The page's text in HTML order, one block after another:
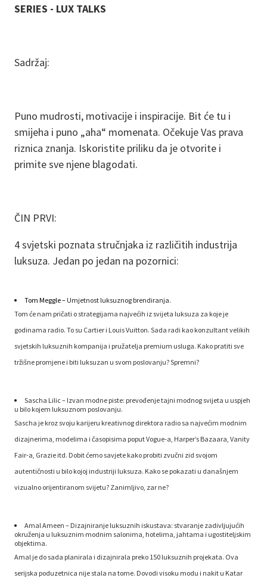
SERIES - LUX TALKS
Sadržaj:
Puno mudrosti, motivacije i inspiracije. Bit će tu i
smijeha i puno „aha“ momenata. Očekuje Vas prava
riznica znanja. Iskoristite priliku da je otvorite i
primite sve njene blagodati.
ČIN PRVI:
4 svjetski poznata stručnjaka iz različitih industrija
luksuza. Jedan po jedan na pozornici:
Tom Meggle – Umjetnost luksuznog brendiranja.
Tom će nam pričati o strategijama najvećih iz svijeta luksuza za koje je
godinama radio. To su Cartier i Louis Vuitton. Sada radi kao konzultant velikih
svjetskih luksuznih kompanija i pružatelja premium usluga. Kako pratiti sve
tržišne promjene i biti luksuzan u svom poslovanju? Spremni?
Sascha Lilic – Izvan modne piste: prevođenje tajni modnog svijeta u uspjeh
u bilo kojem luksuznom poslovanju.
Sascha je kroz svoju karijeru kreativnog direktora radio sa najvećim modnim
dizajnerima, modelima i časopisima poput Vogue-a, Harper’s Bazaara, Vanity
Fair-a, Grazie itd. Dobit ćemo savjete kako probiti zvučni zid svojom
autentičnosti u bilo kojoj industriji luksuza. Kako se pokazati u današnjem
vizualno orijentiranom svijetu? Zanimljivo, zar ne?
Amal Ameen – Dizajniranje luksuznih iskustava: stvaranje zadivljujućih
okruženja u luksuznim modnim salonima, hotelima, jahtama i ugostiteljskim
objektima.
Amal je do sada planirala i dizajnirala preko 150 luksuznih projekata. Ova
serijska poduzetnica nije stala na tome. Dovodi visoku modu i nakit u Katar